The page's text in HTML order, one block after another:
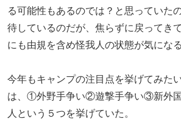
る可能性もあるのでは？と思っていた
待しているのだが、焦らずに戻ってき
にも由規を含め怪我人の状態が気になる
今年もキャンプの注目点を挙げてみた
は、①外野手争い②遊撃手争い③新外
人という５つを挙げていた。